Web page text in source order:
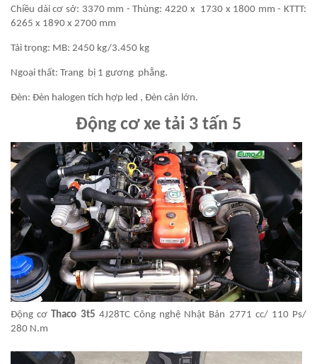
Chiều dài cơ sở: 3370 mm - Thùng: 4220 x 1730 x 1800 mm - KTTT:
6265 x 1890 x 2700 mm
Tải trọng: MB: 2450 kg/3.450 kg
Ngoại thất: Trang bị 1 gương phẳng.
Đèn: Đèn halogen tích hợp led , Đèn cản lớn.
Động cơ xe tải 3 tấn 5
Động cơ Thaco 3t5 4J28TC Công nghệ Nhật Bản 2771 cc/ 110 Ps/
280 N.m